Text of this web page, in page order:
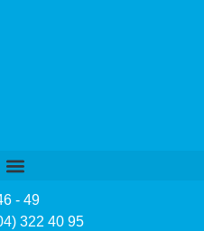
- 49
322 40 95